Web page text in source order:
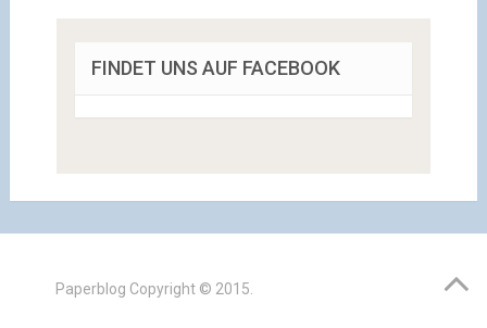
FINDET UNS AUF FACEBOOK
Paperblog Copyright © 2015.